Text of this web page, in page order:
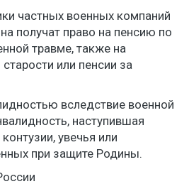
частных военных компаний
получат право на пенсию по
травме, также на
или пенсии за
вследствие военной
наступившая
увечья или
при защите Родины.